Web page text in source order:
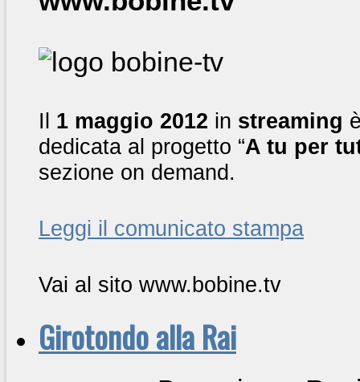
Il 1 maggio 2012 in streaming
dedicata al progetto “A tu per
sezione on demand.
Leggi il comunicato stampa
Vai al sito www.bobine.tv
Girotondo alla Rai